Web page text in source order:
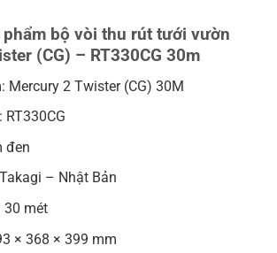
bộ vòi thu rút tưới vườn
(CG) – RT330CG 30m
Mercury 2 Twister (CG) 30M
đen
– Nhật Bản
30 mét
× 368 × 399 mm